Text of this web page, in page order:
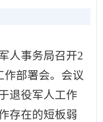
人事务局召开2
作部署会。会议
退役军人工作
存在的短板弱